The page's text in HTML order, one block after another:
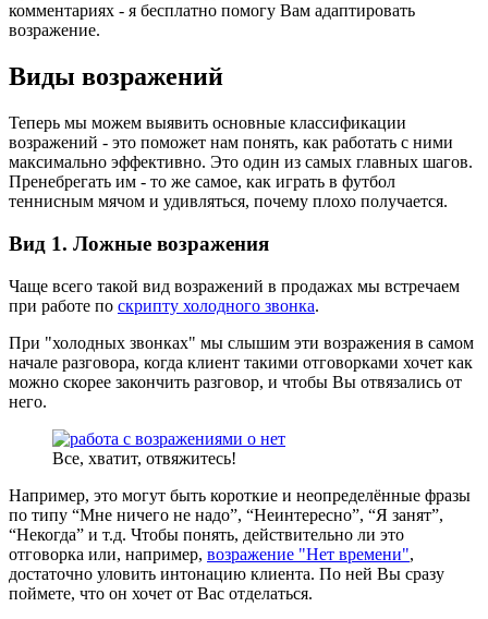
комментариях - я бесплатно помогу Вам адаптировать
возражение.
Виды возражений
Теперь мы можем выявить основные классификации
возражений - это поможет нам понять, как работать с ними
максимально эффективно. Это один из самых главных шагов.
Пренебрегать им - то же самое, как играть в футбол
теннисным мячом и удивляться, почему плохо получается.
Вид 1. Ложные возражения
Чаще всего такой вид возражений в продажах мы встречаем
при работе по скрипту холодного звонка.
При "холодных звонках" мы слышим эти возражения в самом
начале разговора, когда клиент такими отговорками хочет как
можно скорее закончить разговор, и чтобы Вы отвязались от
него.
Все, хватит, отвяжитесь!
Например, это могут быть короткие и неопределённые фразы
по типу “Мне ничего не надо”, “Неинтересно”, “Я занят”,
“Некогда” и т.д. Чтобы понять, действительно ли это
отговорка или, например, возражение "Нет времени",
достаточно уловить интонацию клиента. По ней Вы сразу
поймете, что он хочет от Вас отделаться.